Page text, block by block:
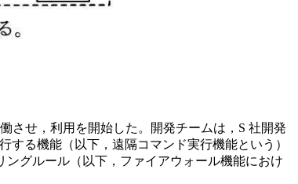
させ，利用を開始した。開発チームは，S 社開発
する機能（以下，遠隔コマンド実行機能という）
ングルール（以下，ファイアウォール機能におけ